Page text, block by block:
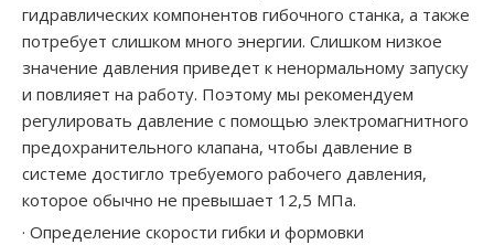
гидравлических компонентов гибочного станка, а также
потребует слишком много энергии. Слишком низкое
значение давления приведет к ненормальному запуску
и повлияет на работу. Поэтому мы рекомендуем
регулировать давление с помощью электромагнитного
предохранительного клапана, чтобы давление в
системе достигло требуемого рабочего давления,
которое обычно не превышает 12,5 МПа.
· Определение скорости гибки и формовки